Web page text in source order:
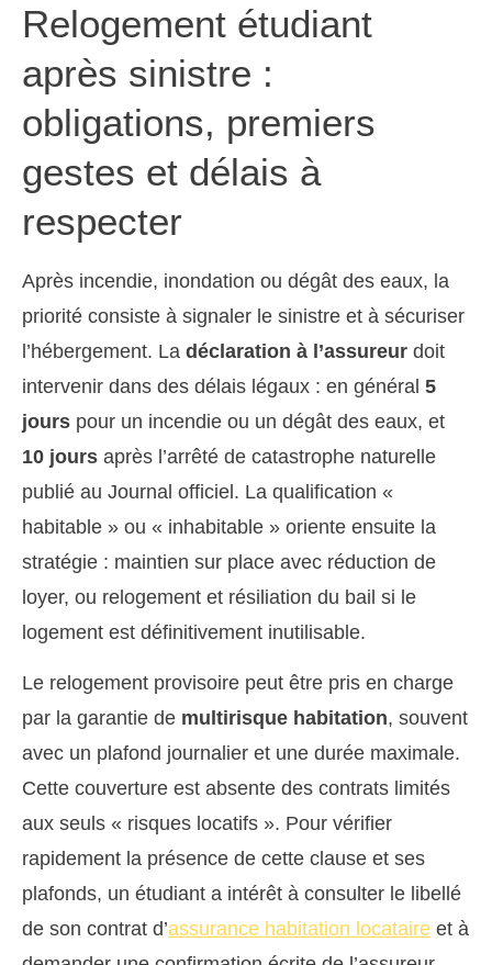
Relogement étudiant
après sinistre :
obligations, premiers
gestes et délais à
respecter
Après incendie, inondation ou dégât des eaux, la
priorité consiste à signaler le sinistre et à sécuriser
l’hébergement. La déclaration à l’assureur doit
intervenir dans des délais légaux : en général 5
jours pour un incendie ou un dégât des eaux, et
10 jours après l’arrêté de catastrophe naturelle
publié au Journal officiel. La qualification «
habitable » ou « inhabitable » oriente ensuite la
stratégie : maintien sur place avec réduction de
loyer, ou relogement et résiliation du bail si le
logement est définitivement inutilisable.
Le relogement provisoire peut être pris en charge
par la garantie de multirisque habitation, souvent
avec un plafond journalier et une durée maximale.
Cette couverture est absente des contrats limités
aux seuls « risques locatifs ». Pour vérifier
rapidement la présence de cette clause et ses
plafonds, un étudiant a intérêt à consulter le libellé
de son contrat d’assurance habitation locataire et à